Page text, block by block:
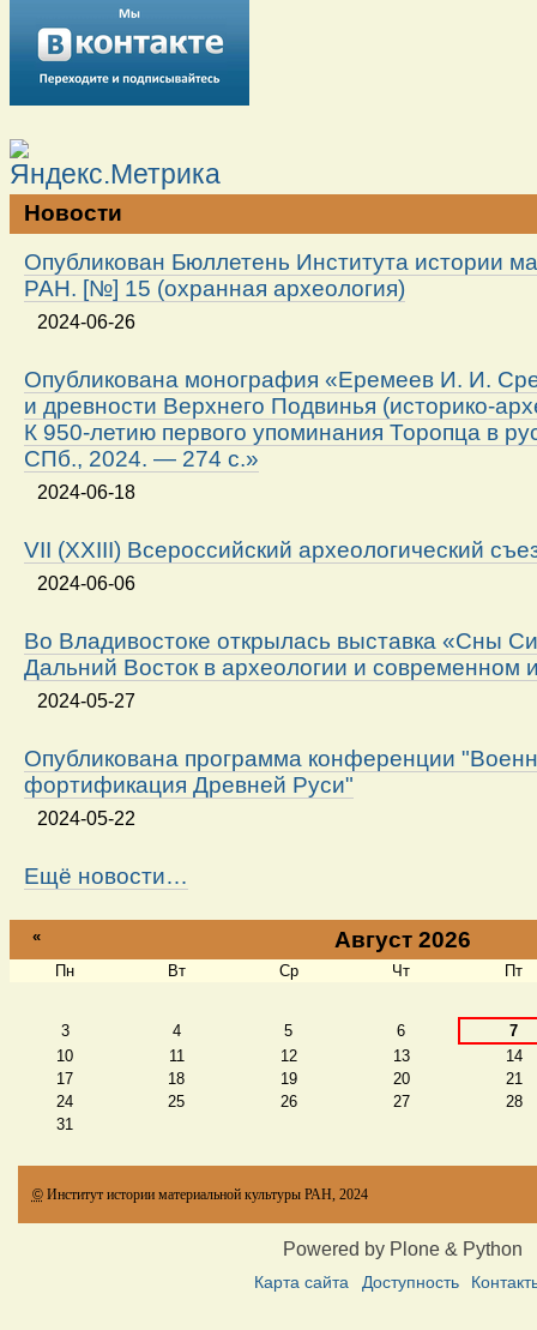
Новости
Опубликован Бюллетень Института истории
РАН. [№] 15 (охранная археология)
2024-06-26
Опубликована монография «Еремеев И. И.
и древности Верхнего Подвинья (историко-
К 950-летию первого упоминания Торопца в
СПб., 2024. — 274 с.»
2024-06-18
VII (XXIII) Всероссийский археологический
2024-06-06
Во Владивостоке открылась выставка «Сны
Дальний Восток в археологии и современном
2024-05-27
Опубликована программа конференции
фортификация Древней Руси"
2024-05-22
Ещё новости…
« Август 2026
Пн Вт Ср Чт Пт
3 4 5 6
7
10
11 12 13
14
17
18 19 20
21
24
25 26 27
28
31
© Институт истории материальной культуры РАН, 2024
Powered by Plone & Python
Карта сайта Доступность